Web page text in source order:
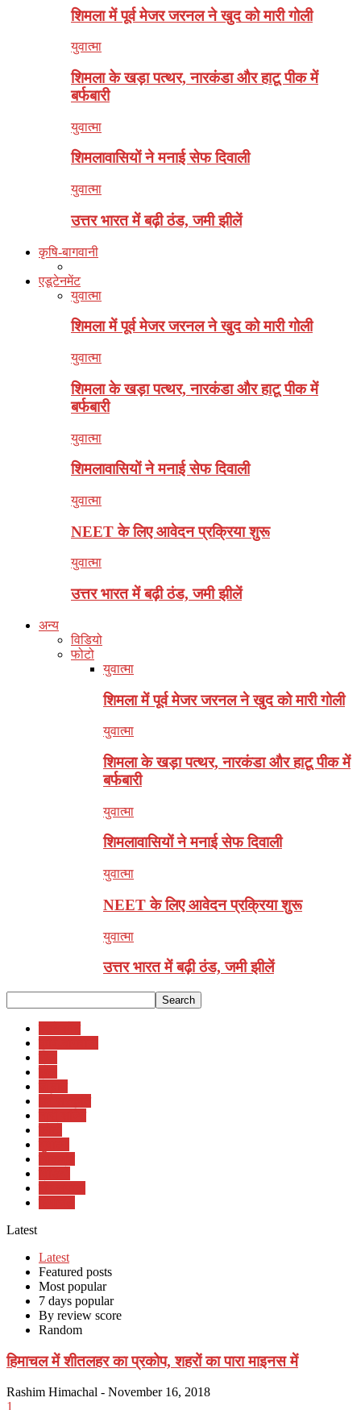
शिमला में पूर्व मेजर जरनल ने खुद को मारी गोली
युवात्मा
शिमला के खड़ा पत्थर, नारकंडा और हाटू पीक में
बर्फबारी
युवात्मा
शिमलावासियों ने मनाई सेफ दिवाली
युवात्मा
उत्तर भारत में बढ़ी ठंड, जमी झीलें
कृषि-बागवानी
एडूटेनमेंट
युवात्मा
शिमला में पूर्व मेजर जरनल ने खुद को मारी गोली
युवात्मा
शिमला के खड़ा पत्थर, नारकंडा और हाटू पीक में
बर्फबारी
युवात्मा
शिमलावासियों ने मनाई सेफ दिवाली
युवात्मा
NEET के लिए आवेदन प्रक्रिया शुरू
युवात्मा
उत्तर भारत में बढ़ी ठंड, जमी झीलें
अन्य
विडियो
फोटो
युवात्मा
शिमला में पूर्व मेजर जरनल ने खुद को मारी गोली
युवात्मा
शिमला के खड़ा पत्थर, नारकंडा और हाटू पीक में
बर्फबारी
युवात्मा
शिमलावासियों ने मनाई सेफ दिवाली
युवात्मा
NEET के लिए आवेदन प्रक्रिया शुरू
युवात्मा
उत्तर भारत में बढ़ी ठंड, जमी झीलें
Latest
Latest
Featured posts
Most popular
7 days popular
By review score
Random
हिमाचल में शीतलहर का प्रकोप, शहरों का पारा माइनस में
Rashim Himachal - November 16, 2018
1